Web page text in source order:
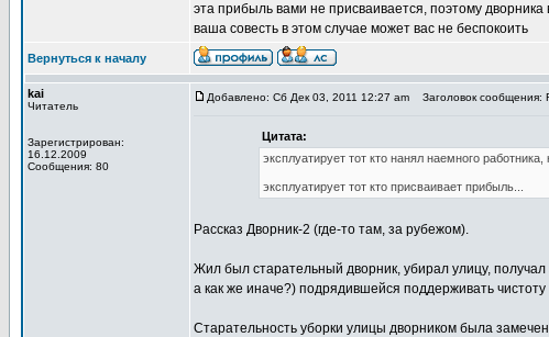
эта прибыль вами не присваивается, поэтому дворника
ваша совесть в этом случае может вас не беспокоить
Вернуться к началу
kai
Читатель
Зарегистрирован:
16.12.2009
Сообщения: 80
Добавлено: Сб Дек 03, 2011 12:27 am Заголовок сообщения:
Цитата:
эксплуатирует тот кто нанял наемного
эксплуатирует тот кто присваивает прибыль...
Рассказ Дворник-2 (где-то там, за рубежом).
Жил был старательный дворник, убирал улицу,
а как же иначе?) подрядившейся поддерживать
Старательность уборки улицы дворником была